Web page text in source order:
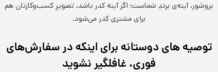
بروشور، آینه‌ی برندِ شماست؛ اگر آینه کدر باشد، تصویرِ کسب‌وکارتان هم
برای مشتری کدر می‌شود.
توصیه های دوستانه برای اینکه در سفارش‌های
فوری، غافلگیر نشوید